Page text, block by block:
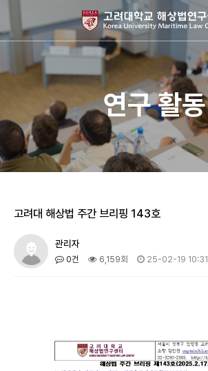
연구 활동
고려대 해상법 주간 브리핑 143호
관리자
0건 6,159회 25-02-19 10:31